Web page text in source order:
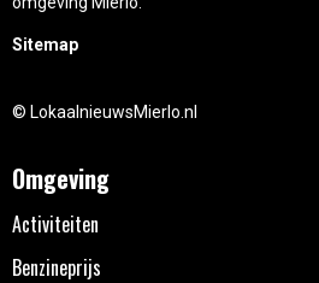
Sitemap
© LokaalnieuwsMierlo.nl
Omgeving
Activiteiten
Benzineprijs